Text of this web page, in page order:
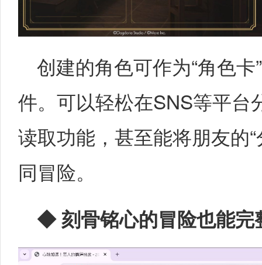
创建的角色可作为“角色
件。可以轻松在SNS等平台
读取功能，甚至能将朋友的
同冒险。
◆刻骨铭心的冒险也能完